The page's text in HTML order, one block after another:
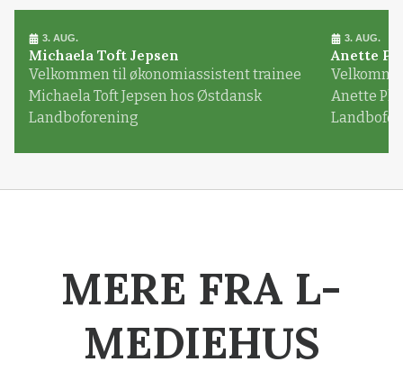
3. AUG.
Michaela Toft Jepsen
Velkommen til økonomiassistent trainee
Michaela Toft Jepsen hos Østdansk
Landboforening
3. AUG.
Anette
Anette
MERE FRA L-
MEDIEHUS